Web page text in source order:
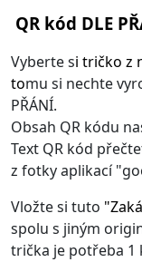
QR kód DLE
Vyberte si tričko z
tomu si nechte
PŘÁNÍ.
Obsah QR kódu
Text QR kód
z fotky aplikací
Vložte si tuto "
spolu s jiným
trička je potřeba 1